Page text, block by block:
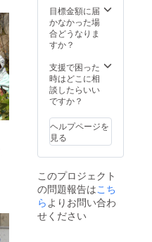
狭くて
刀身が
長いの
が特徴
大きな
塊の肉
を切り
分けた
形作業
に使い
ます。
目標金額に届
かなかった場
合どうなりま
すか？
支援で困った
時はどこに相
談したらいい
ですか？
ヘルプページを
見る
このプロジェクト
の問題報告はこち
ら よりお問い合わ
せください